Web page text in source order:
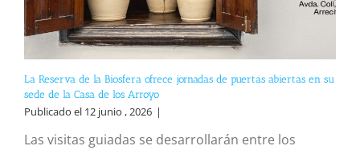
La Reserva de la Biosfera ofrece jornadas de puertas abiertas en su
sede de la Casa de los Arroyo
Publicado el 12 junio , 2026 |
Las visitas guiadas se desarrollarán entre los